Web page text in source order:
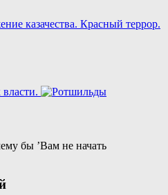
Красный террор.
бы ’Вам не начать